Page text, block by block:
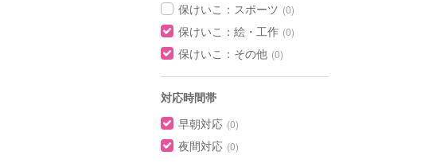
保けいこ：スポーツ (0)
保けいこ：絵・工作 (0)
保けいこ：その他 (0)
対応時間帯
早朝対応 (0)
夜間対応 (0)